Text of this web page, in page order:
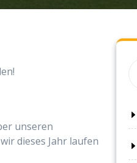
unseren
dieses Jahr laufen